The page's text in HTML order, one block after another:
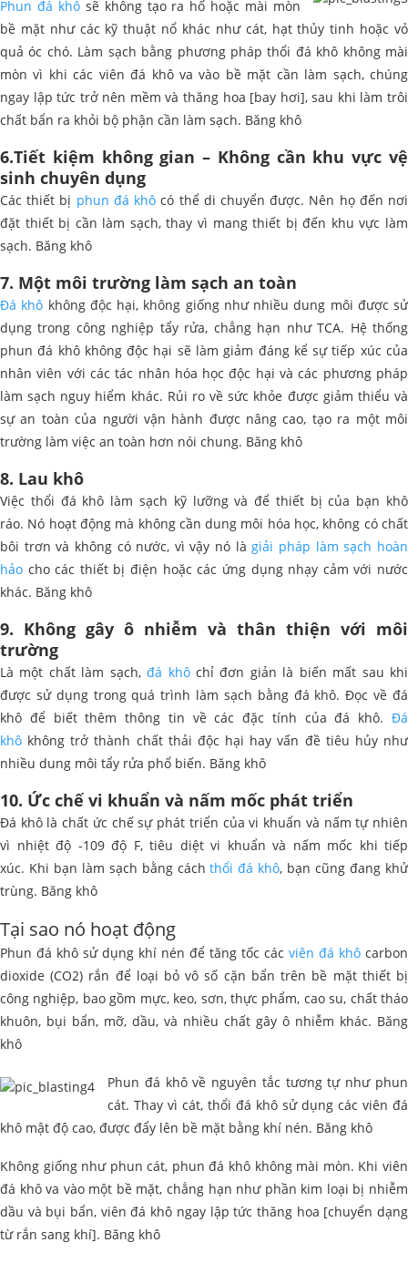
Phun đá khô sẽ không tạo ra hố hoặc mài mòn
bề mặt như các kỹ thuật nổ khác như cát, hạt thủy tinh hoặc vỏ
quả óc chó. Làm sạch bằng phương pháp thổi đá khô không mài
mòn vì khi các viên đá khô va vào bề mặt cần làm sạch, chúng
ngay lập tức trở nên mềm và thăng hoa [bay hơi], sau khi làm trôi
chất bẩn ra khỏi bộ phận cần làm sạch. Băng khô
6.Tiết kiệm không gian – Không cần khu vực vệ
sinh chuyên dụng
Các thiết bị phun đá khôcó thể di chuyển được. Nên họ đến nơi
đặt thiết bị cần làm sạch, thay vì mang thiết bị đến khu vực làm
sạch. Băng khô
7. Một môi trường làm sạch an toàn
Đá khô không độc hại, không giống như nhiều dung môi được sử
dụng trong công nghiệp tẩy rửa, chẳng hạn như TCA. Hệ thống
phun đá khô không độc hại sẽ làm giảm đáng kể sự tiếp xúc của
nhân viên với các tác nhân hóa học độc hại và các phương pháp
làm sạch nguy hiểm khác. Rủi ro về sức khỏe được giảm thiểu và
sự an toàn của người vận hành được nâng cao, tạo ra một môi
trường làm việc an toàn hơn nói chung. Băng khô
8. Lau khô
Việc thổi đá khô làm sạch kỹ lưỡng và để thiết bị của bạn khô
ráo. Nó hoạt động mà không cần dung môi hóa học, không có chất
bôi trơn và không có nước, vì vậy nó làgiải pháp làm sạch hoàn
hảo cho các thiết bị điện hoặc các ứng dụng nhạy cảm với nước
khác. Băng khô
9. Không gây ô nhiễm và thân thiện với môi
trường
Là một chất làm sạch,đá khôchỉ đơn giản là biến mất sau khi
được sử dụng trong quá trình làm sạch bằng đá khô. Đọc về đá
khô để biết thêm thông tin về các đặc tính của đá khô. Đá
khô không trở thành chất thải độc hại hay vấn đề tiêu hủy như
nhiều dung môi tẩy rửa phổ biến. Băng khô
10. Ức chế vi khuẩn và nấm mốc phát triển
Đá khô là chất ức chế sự phát triển của vi khuẩn và nấm tự nhiên
vì nhiệt độ -109 độ F, tiêu diệt vi khuẩn và nấm mốc khi tiếp
xúc. Khi bạn làm sạch bằng cáchthổi đá khô, bạn cũng đang khử
trùng. Băng khô
Tại sao nó hoạt động
Phun đá khô sử dụng khí nén để tăng tốc các viên đá khô carbon
dioxide (CO2) rắn để loại bỏ vô số cặn bẩn trên bề mặt thiết bị
công nghiệp, bao gồm mực, keo, sơn, thực phẩm, cao su, chất tháo
khuôn, bụi bẩn, mỡ, dầu, và nhiều chất gây ô nhiễm khác. Băng
khô
Phun đá khô về nguyên tắc tương tự như phun
cát. Thay vì cát, thổi đá khô sử dụng các viên đá
khô mật độ cao, được đẩy lên bề mặt bằng khí nén. Băng khô
Không giống như phun cát, phun đá khô không mài mòn. Khi viên
đá khô va vào một bề mặt, chẳng hạn như phần kim loại bị nhiễm
dầu và bụi bẩn, viên đá khô ngay lập tức thăng hoa [chuyển dạng
từ rắn sang khí]. Băng khô